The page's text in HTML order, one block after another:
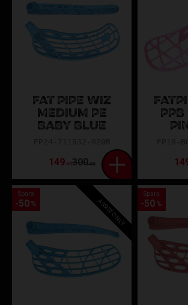
FAT PIPE WIZ
MEDIUM PE
BABY BLUE
149KR300KR
PPB
Spara
50 % ASSIST ONLY
Spara
50 %